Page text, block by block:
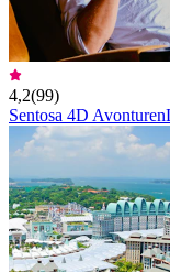
4,2(99)
Sentosa 4D